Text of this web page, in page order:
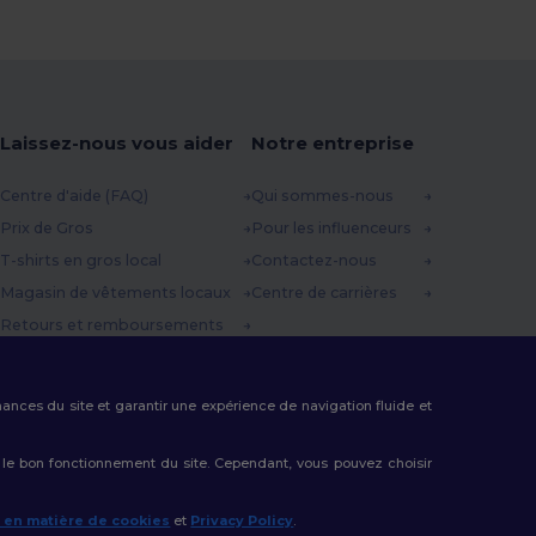
Laissez-nous vous aider
Centre d'aide (FAQ)
Prix de Gros
T-shirts en gros local
Magasin de vêtements locaux
Retours et remboursements
Notre entreprise
Qui sommes-nous
Pour les influenceurs
Contactez-nous
Centre de carrières
du site et garantir une expérience de navigation fluide et
bon fonctionnement du site. Cependant, vous pouvez choisir
matière de cookies et Privacy Policy.